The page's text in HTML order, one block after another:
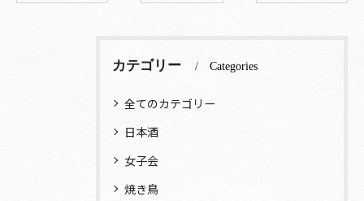
カテゴリー Categories
全てのカテゴリー
日本酒
女子会
焼き鳥